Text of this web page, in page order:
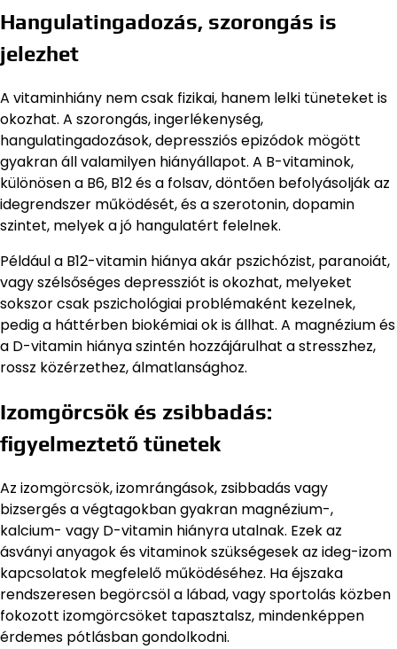
Hangulatingadozás, szorongás is
jelezhet
A vitaminhiány nem csak fizikai, hanem lelki tüneteket is
okozhat. A szorongás, ingerlékenység,
hangulatingadozások, depressziós epizódok mögött
gyakran áll valamilyen hiányállapot. A B-vitaminok,
különösen a B6, B12 és a folsav, döntően befolyásolják az
idegrendszer működését, és a szerotonin, dopamin
szintet, melyek a jó hangulatért felelnek.
Például a B12-vitamin hiánya akár pszichózist, paranoiát,
vagy szélsőséges depressziót is okozhat, melyeket
sokszor csak pszichológiai problémaként kezelnek,
pedig a háttérben biokémiai ok is állhat. A magnézium és
a D-vitamin hiánya szintén hozzájárulhat a stresszhez,
rossz közérzethez, álmatlansághoz.
Izomgörcsök és zsibbadás:
figyelmeztető tünetek
Az izomgörcsök, izomrángások, zsibbadás vagy
bizsergés a végtagokban gyakran magnézium-,
kalcium- vagy D-vitamin hiányra utalnak. Ezek az
ásványi anyagok és vitaminok szükségesek az ideg-izom
kapcsolatok megfelelő működéséhez. Ha éjszaka
rendszeresen begörcsöl a lábad, vagy sportolás közben
fokozott izomgörcsöket tapasztalsz, mindenképpen
érdemes pótlásban gondolkodni.